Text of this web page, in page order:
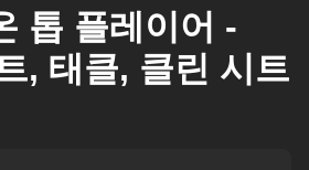
톱 플레이어 -
, 태클, 클린 시트